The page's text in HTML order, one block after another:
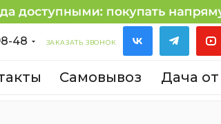
48 ЗАКАЗАТЬ ЗВОНОК
Самовывоз Дача